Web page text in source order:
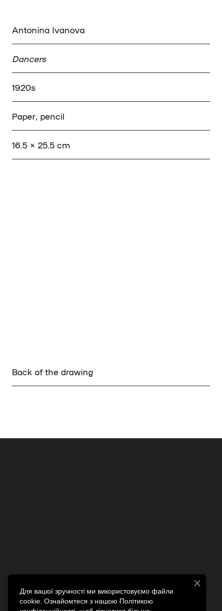
Antonina Ivanova
Dancers
1920s
Paper, pencil
16.5 × 25.5 cm
Back of the drawing
Для вашої зручності ми використовуємо файли
cookie. Ознайомтеся з нашою Політикою